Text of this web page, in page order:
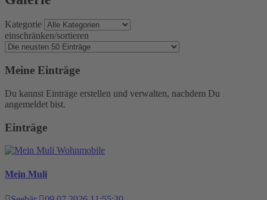
Kategorie
einschränken/sortieren
Meine Einträge
Du kannst Einträge erstellen und verwalten, nachdem Du
angemeldet bist.
Einträge
Wohnmobile
Mein Muli